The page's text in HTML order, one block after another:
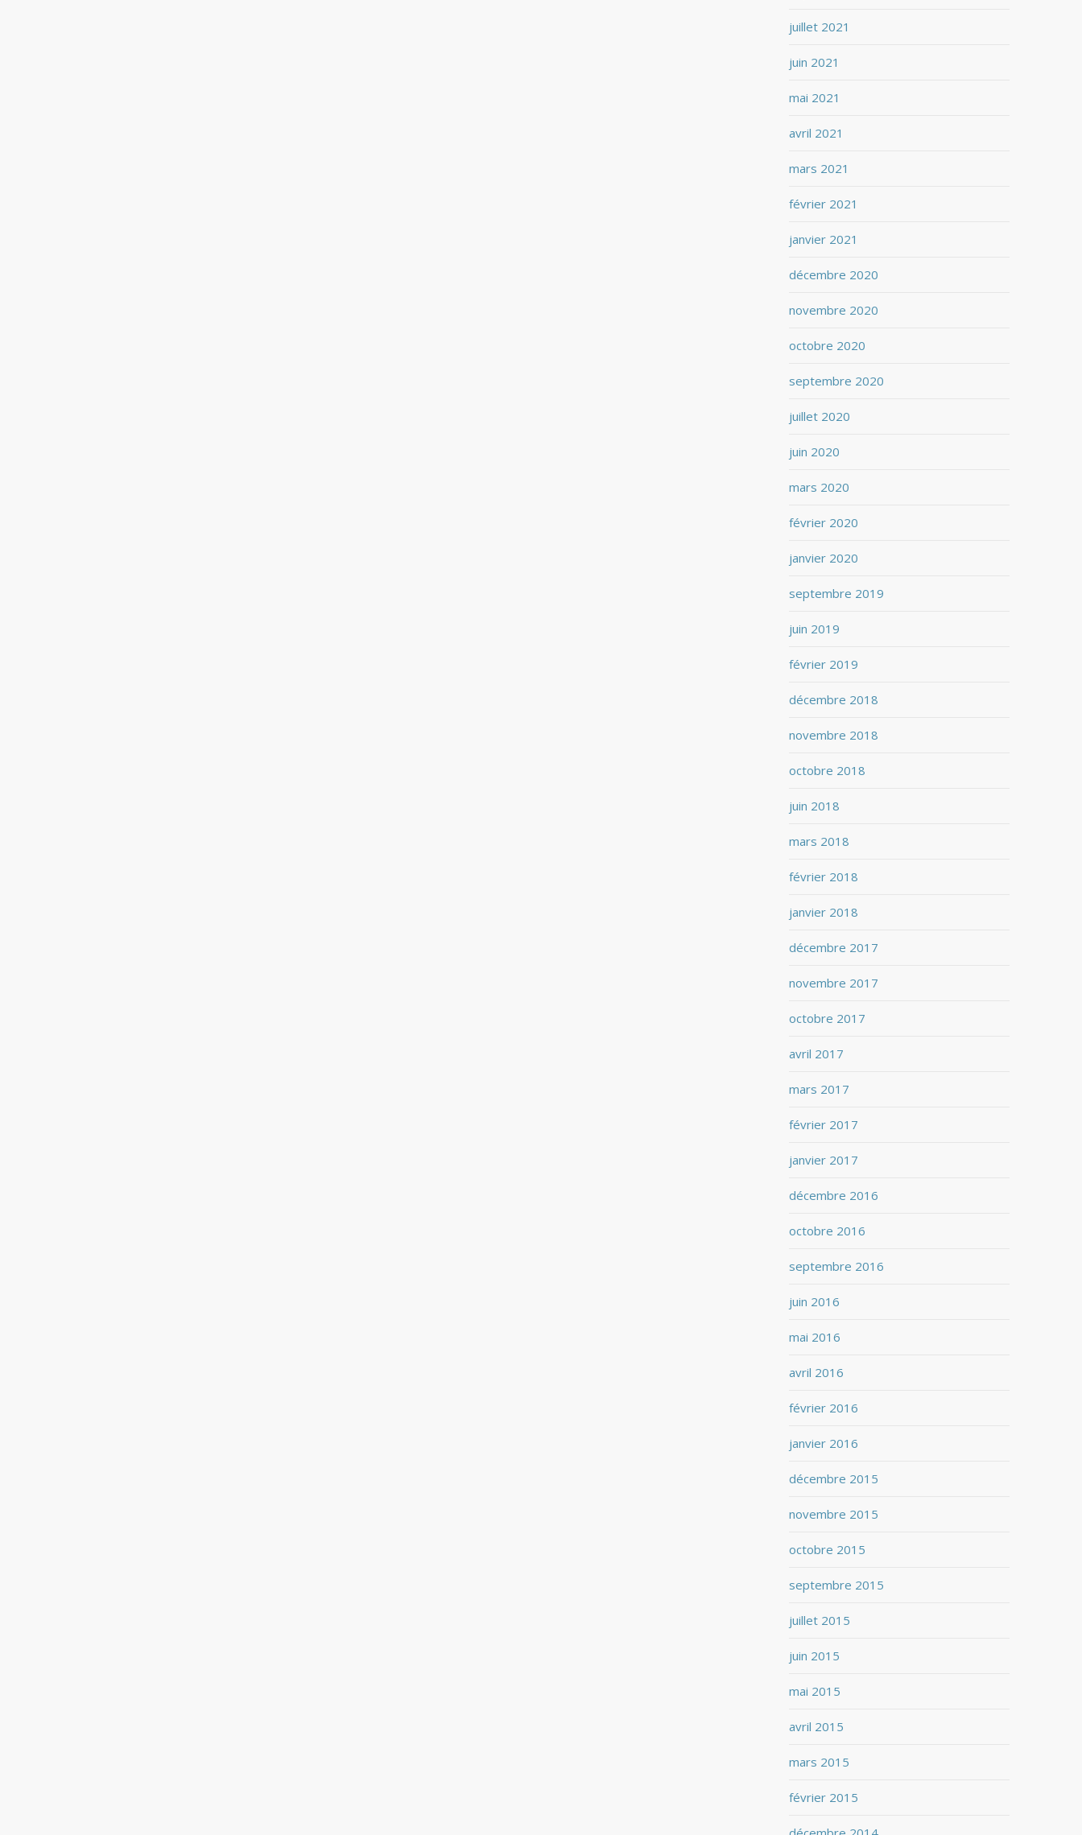
juillet 2021
juin 2021
mai 2021
avril 2021
mars 2021
février 2021
janvier 2021
décembre 2020
novembre 2020
octobre 2020
septembre 2020
juillet 2020
juin 2020
mars 2020
février 2020
janvier 2020
septembre 2019
juin 2019
février 2019
décembre 2018
novembre 2018
octobre 2018
juin 2018
mars 2018
février 2018
janvier 2018
décembre 2017
novembre 2017
octobre 2017
avril 2017
mars 2017
février 2017
janvier 2017
décembre 2016
octobre 2016
septembre 2016
juin 2016
mai 2016
avril 2016
février 2016
janvier 2016
décembre 2015
novembre 2015
octobre 2015
septembre 2015
juillet 2015
juin 2015
mai 2015
avril 2015
mars 2015
février 2015